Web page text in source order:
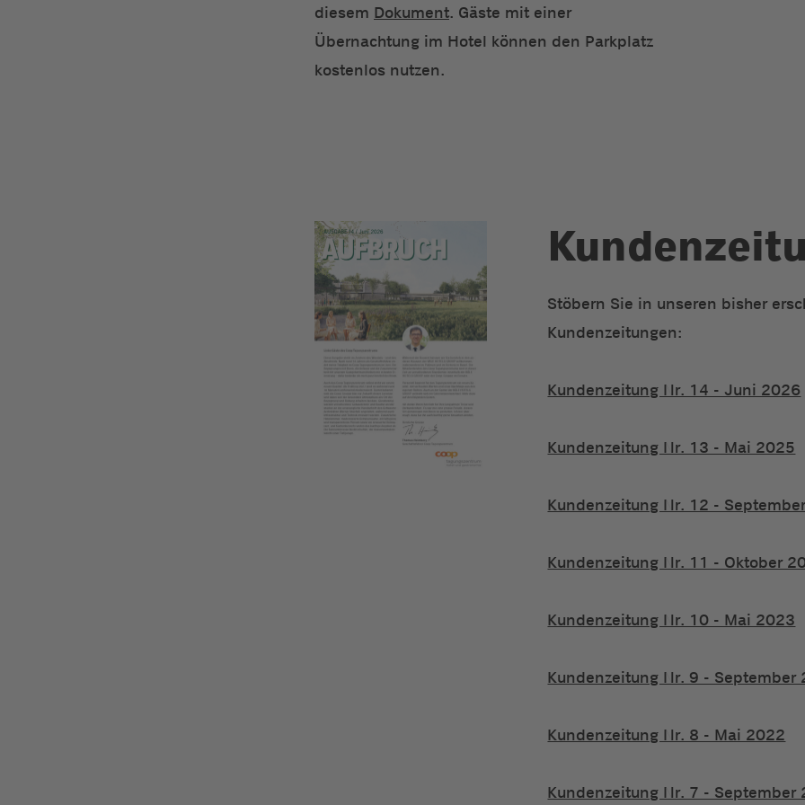
diesem Dokument. Gäste mit einer
Übernachtung im Hotel können den Parkplatz
kostenlos nutzen.
Stöbern Sie in unseren bisher
Kundenzeitungen:
Kundenzeitung Nr. 14 - Juni 2026
Kundenzeitung Nr. 13 - Mai 2025
Kundenzeitung Nr. 12 -
Kundenzeitung Nr. 11 - Oktober
Kundenzeitung Nr. 10 - Mai 2023
Kundenzeitung Nr. 9 - September
Kundenzeitung Nr. 8 - Mai 2022
Kundenzeitung Nr. 7 - September